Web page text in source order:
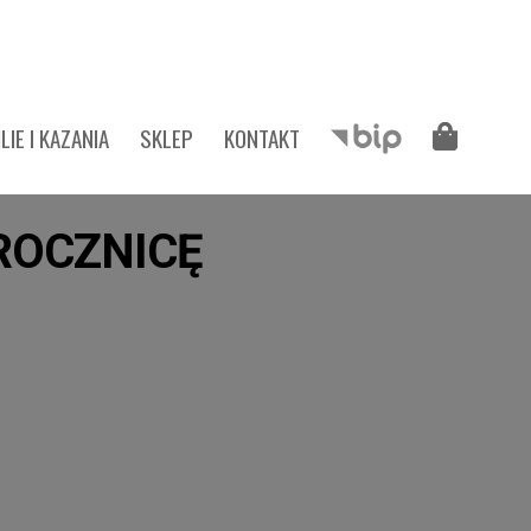
I KAZANIA SKLEP KONTAKT